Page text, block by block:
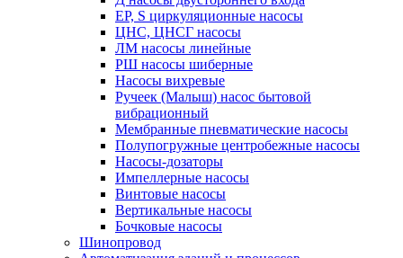
EP, S циркуляционные насосы
ЦНС, ЦНСГ насосы
ЛМ насосы линейные
РШ насосы шиберные
Насосы вихревые
Ручеек (Малыш) насос бытовой
вибрационный
Мембранные пневматические насосы
Полупогружные центробежные насосы
Насосы-дозаторы
Импеллерные насосы
Винтовые насосы
Вертикальные насосы
Бочковые насосы
Шинопровод